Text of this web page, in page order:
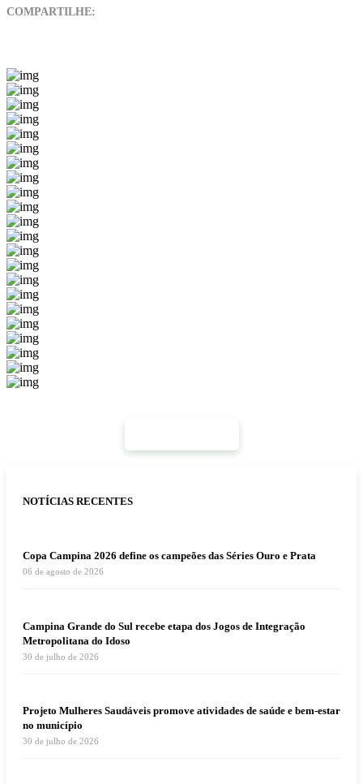
COMPARTILHE:
NOTÍCIAS RECENTES
Copa Campina 2026 define os campeões das Séries Ouro e Prata
06 de agosto de 2026
Campina Grande do Sul recebe etapa dos Jogos de Integração
Metropolitana do Idoso
30 de julho de 2026
Projeto Mulheres Saudáveis promove atividades de saúde e bem-estar
no município
30 de julho de 2026